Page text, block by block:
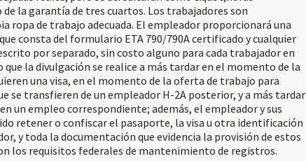
la garantía de tres cuartos. Los trabajadores son
ropa de trabajo adecuada. El empleador proporcionará una
consta del formulario ETA 790/790A certificado y cualquier
por separado, sin costo alguno para cada trabajador en
la divulgación se realice a más tardar en el momento de la
una visa, en el momento de la oferta de trabajo para
se transfieren de un empleador H-2A posterior, y a más tardar
un empleo correspondiente; además, el empleador y sus
retener o confiscar el pasaporte, la visa u otra identificación
y toda la documentación que evidencia la provisión de estos
los requisitos federales de mantenimiento de registros.